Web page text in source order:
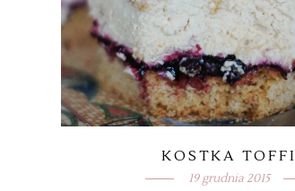
KOSTKA TOFFI
19 grudnia 2015